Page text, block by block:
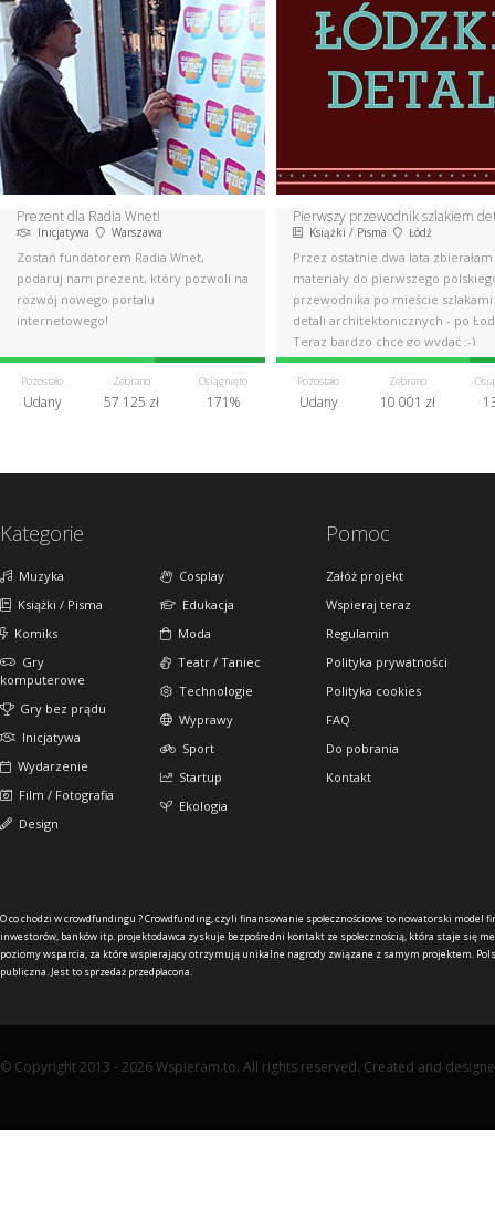
Prezent dla Radia Wnet!
Inicjatywa Warszawa
Zostań fundatorem Radia Wnet,
podaruj nam prezent, który pozwoli na
rozwój nowego portalu
internetowego!
Pozostało
Udany
Zebrano
57 125 zł
Osiągnięto
171%
Książki / Pisma Łódź
Przez ostatnie dwa lata zbierałam
materiały do pierwszego
przewodnika po mieście szlakami
detali architektonicznych - po
Teraz bardzo chcę go wydać :-)
Pozostało
Udany
Zebrano
10 001 zł
Kategorie
Muzyka
Książki / Pisma
Komiks
Gry
komputerowe
Gry bez prądu
Inicjatywa
Wydarzenie
Film / Fotografia
Design
Cosplay
Edukacja
Moda
Teatr / Taniec
Technologie
Wyprawy
Sport
Startup
Ekologia
Pomoc
Załóż projekt
Wspieraj teraz
Regulamin
Polityka prywatności
Polityka cookies
FAQ
Do pobrania
Kontakt
O co chodzi w crowdfundingu ?Crowdfunding, czyli finansowanie społecznościowe to nowatorski model
inwestorów, banków itp. projektodawca zyskuje bezpośredni kontakt ze społecznością, która staje się
poziomy wsparcia, za które wspierający otrzymują unikalne nagrody związane z samym projektem.
publiczna. Jest to sprzedaż przedpłacona.
© Copyright 2013 - 2026 Wspieram.to. All rights reserved. Created and